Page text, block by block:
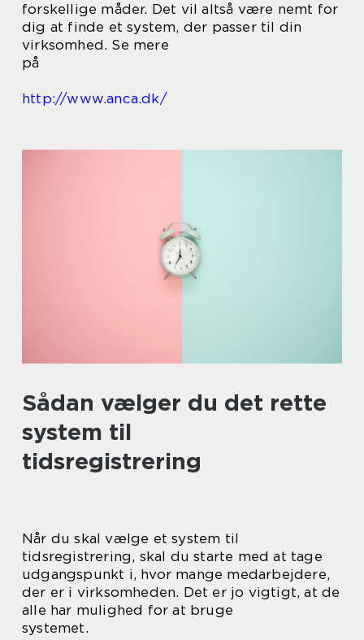
forskellige måder. Det vil altså være nemt for
dig at finde et system, der passer til din
virksomhed. Se mere
på
http://www.anca.dk/
Sådan vælger du det rette
system til
tidsregistrering
Når du skal vælge et system til
tidsregistrering, skal du starte med at tage
udgangspunkt i, hvor mange medarbejdere,
der er i virksomheden. Det er jo vigtigt, at de
alle har mulighed for at bruge
systemet.